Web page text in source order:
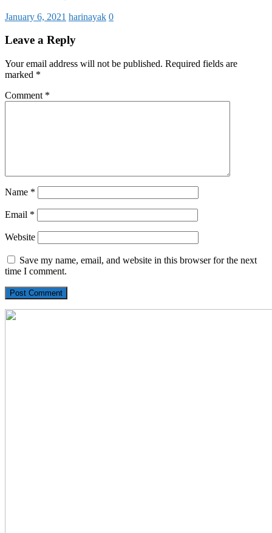
January 6, 2021 harinayak 0
Leave a Reply
Your email address will not be published. Required fields are
marked *
Comment *
Name *
Email *
Website
Save my name, email, and website in this browser for the next
time I comment.